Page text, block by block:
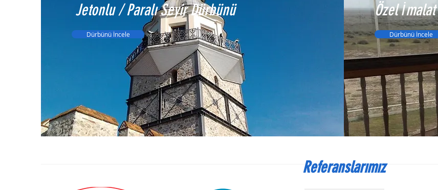
Jetonlu / Paralı Seyir Dürbünü
Dürbünü İncele
Özel
Dürbünü İncele
Referanslarımız